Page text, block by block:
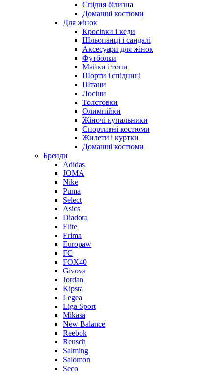
Спідня білизна
Домашні костюми
Для жінок
Кросівки і кеди
Шльопанці і сандалі
Аксесуари для жінок
Футболки
Майки і топи
Шорти і спідниці
Штани
Лосіни
Толстовки
Олимпійки
Жіночі купальники
Спортивні костюми
Жилети і куртки
Домашні костюми
Бренди
Adidas
JOMA
Nike
Puma
Select
Asics
Diadora
Elite
Erima
Europaw
FC
FOX40
Givova
Jordan
Kipsta
Legea
Liga Sport
Mikasa
New Balance
Reebok
Reusch
Salming
Salomon
Seco